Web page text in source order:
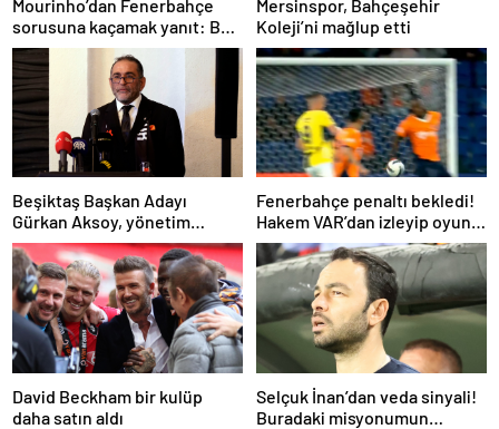
Mourinho’dan Fenerbahçe
sorusuna kaçamak yanıt: Bu
soruyu anlamadım
Mersinspor, Bahçeşehir
Koleji’ni mağlup etti
Beşiktaş Başkan Adayı
Gürkan Aksoy, yönetim
kurulunu tanıttı
Fenerbahçe penaltı bekledi!
Hakem VAR’dan izleyip oyunu
sürdürdü
David Beckham bir kulüp
daha satın aldı
Selçuk İnan’dan veda sinyali!
Buradaki misyonumun